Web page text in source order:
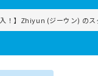
入！】Zhiyun (ジーウン) の